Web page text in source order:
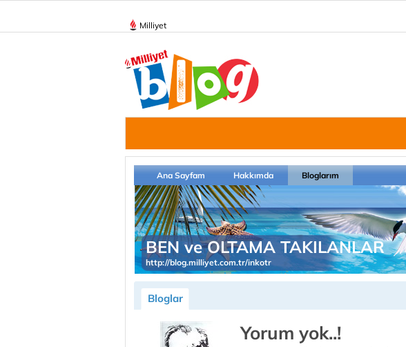
Milliyet
Ana Sayfam Hakkımda Bloglarım
BEN ve OLTAMA TAKILANLAR
http://blog.milliyet.com.tr/inkotr
Bloglar
Yorum yok..!